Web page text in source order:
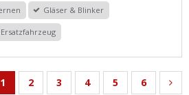
Gläser & Blinker
Ersatzfahrzeug
1 2 3 4 5 6